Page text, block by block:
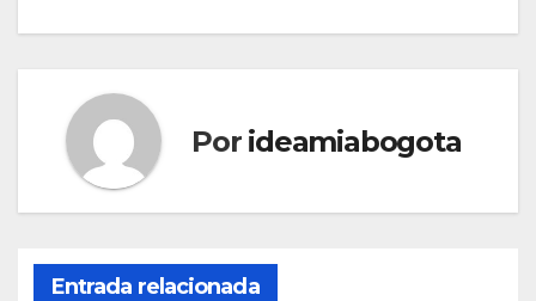
Por ideamiabogota
Entrada relacionada